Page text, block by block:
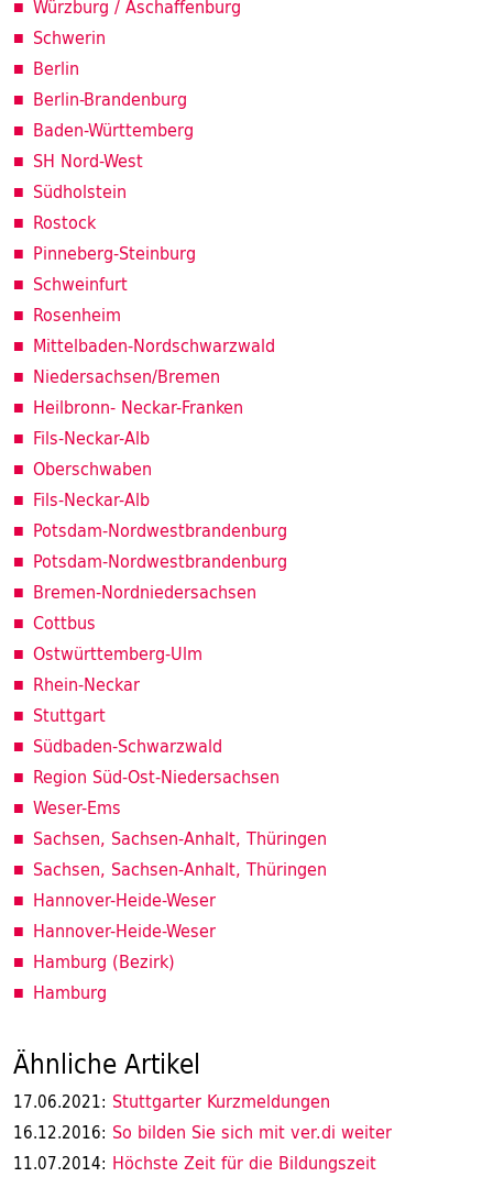
Würzburg / Aschaffenburg
Schwerin
Berlin
Berlin-Brandenburg
Baden-Württemberg
SH Nord-West
Südholstein
Rostock
Pinneberg-Steinburg
Schweinfurt
Rosenheim
Mittelbaden-Nordschwarzwald
Niedersachsen/Bremen
Heilbronn- Neckar-Franken
Fils-Neckar-Alb
Oberschwaben
Fils-Neckar-Alb
Potsdam-Nordwestbrandenburg
Potsdam-Nordwestbrandenburg
Bremen-Nordniedersachsen
Cottbus
Ostwürttemberg-Ulm
Rhein-Neckar
Stuttgart
Südbaden-Schwarzwald
Region Süd-Ost-Niedersachsen
Weser-Ems
Sachsen, Sachsen-Anhalt, Thüringen
Sachsen, Sachsen-Anhalt, Thüringen
Hannover-Heide-Weser
Hannover-Heide-Weser
Hamburg (Bezirk)
Hamburg
Ähnliche Artikel
17.06.2021: Stuttgarter Kurzmeldungen
16.12.2016: So bilden Sie sich mit ver.di weiter
11.07.2014: Höchste Zeit für die Bildungszeit